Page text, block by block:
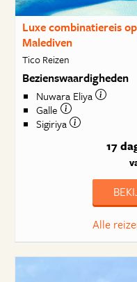
Luxe combinatiereis
Malediven
Tico Reizen
Bezienswaardigheden
Nuwara Eliya
Galle
Sigiriya
17
Alle